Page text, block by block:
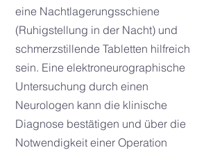
eine Nachtlagerungsschiene
(Ruhigstellung in der Nacht) und
schmerzstillende Tabletten hilfreich
sein. Eine elektroneurographische
Untersuchung durch einen
Neurologen kann die klinische
Diagnose bestätigen und über die
Notwendigkeit einer Operation